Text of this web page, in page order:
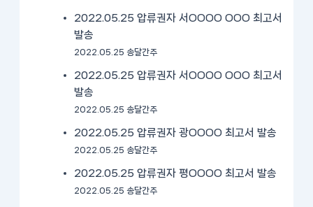
2022.05.25 압류권자 서OOOO OOO 최고서
발송
2022.05.25 송달간주
2022.05.25 압류권자 서OOOO OOO 최고서
발송
2022.05.25 송달간주
2022.05.25 압류권자 광OOOO 최고서 발송
2022.05.25 송달간주
2022.05.25 압류권자 평OOOO 최고서 발송
2022.05.25 송달간주